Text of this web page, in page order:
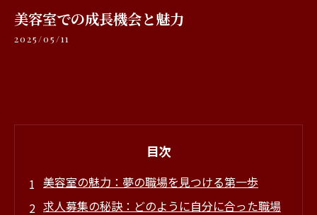
美容室での成長機会と魅力
2025/05/11
目次
美容室の魅力：夢の職場を見つける第一歩
求人募集の秘訣：どのように自分に合った職場